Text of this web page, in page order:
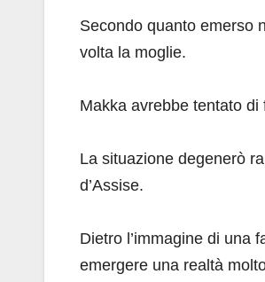
Secondo quanto emerso
volta la moglie.
Makka avrebbe tentato
La situazione degenerò
d’Assise.
Dietro l’immagine di una
emergere una realtà